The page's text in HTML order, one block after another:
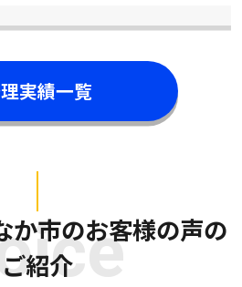
実績一覧
か市のお客様の声の
ご紹介